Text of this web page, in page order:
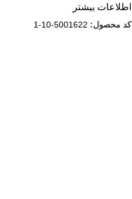
اطلاعات بیشتر
کد محصول: 5001622-10-1